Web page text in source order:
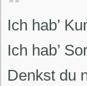
Ich hab’
Ich hab’
Denkst du